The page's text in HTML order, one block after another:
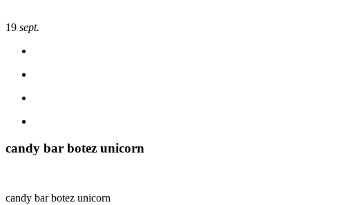
19 sept.
candy bar botez unicorn
candy bar botez unicorn